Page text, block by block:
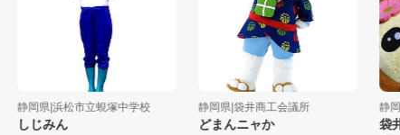
静岡県|浜松市立蜆塚中学校
しじみん
静岡県|袋井商工会議所
どまんニャか